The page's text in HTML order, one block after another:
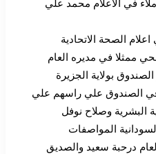
في الاعلام محمد علي
الصحة الاتحادية
ممثلا في مديره العام
بولاية الجزيرة
في الصندوق علي راسهم علي
البشرية وصلاح نوفل
المواصفات
درحبة سعيد والصديق